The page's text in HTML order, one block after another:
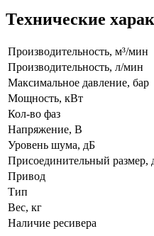
Технические
Производительность, м³/мин
Производительность, л/мин
Максимальное давление, бар
Мощность, кВт
Кол-во фаз
Напряжение, В
Уровень шума, дБ
Присоединительный размер,
Привод
Тип
Вес, кг
Наличие ресивера